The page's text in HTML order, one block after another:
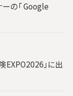
の「 Google
EXPO2026」に出